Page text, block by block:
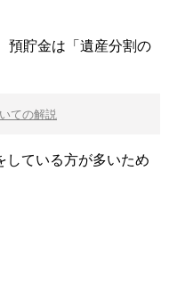
預貯金は「遺産分割の
ての解説
している方が多いため